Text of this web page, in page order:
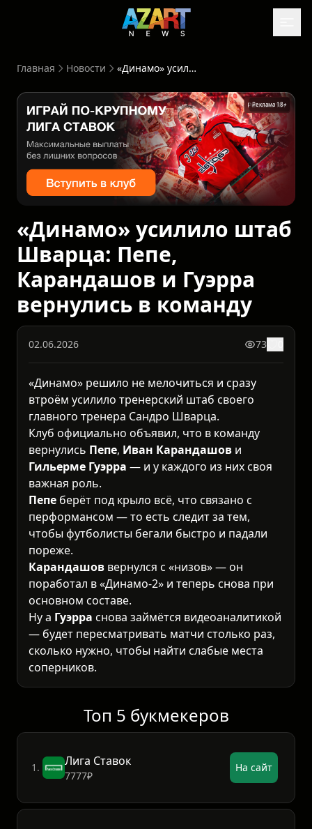
Главная Новости «Динамо» усилило штаб Шварца: Пепе, Карандашов и Гуэрра вернулись в команду
Реклама 18+
«Динамо» усилило штаб
Шварца: Пепе,
Карандашов и Гуэрра
вернулись в команду
02.06.2026 73
«Динамо» решило не мелочиться и сразу
втроём усилило тренерский штаб своего
главного тренера Сандро Шварца.
Клуб официально объявил, что в команду
вернулись Пепе, Иван Карандашов и
Гильерме Гуэрра — и у каждого из них своя
важная роль.
Пепе берёт под крыло всё, что связано с
перформансом — то есть следит за тем,
чтобы футболисты бегали быстро и падали
пореже.
Карандашов вернулся с «низов» — он
поработал в «Динамо-2» и теперь снова при
основном составе.
Ну а Гуэрра снова займётся видеоаналитикой
— будет пересматривать матчи столько раз,
сколько нужно, чтобы найти слабые места
соперников.
Топ 5 букмекеров
1. Лига Ставок
7777₽
На сайт